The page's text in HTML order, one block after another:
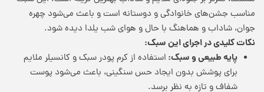
مناسب جشن‌های خانوادگی و دوستانه است و باعث می‌شود چهره
جوان، شاداب و هماهنگ با حال و هوای شب یلدا دیده شود.
نکات کلیدی در اجرای این سبک:
پایه طبیعی و سبک: استفاده از کرم پودر سبک و کانسیلر ملایم
برای پوشش بدون ایجاد حس سنگینی، باعث می‌شود پوست
شفاف و تازه به نظر برسد.